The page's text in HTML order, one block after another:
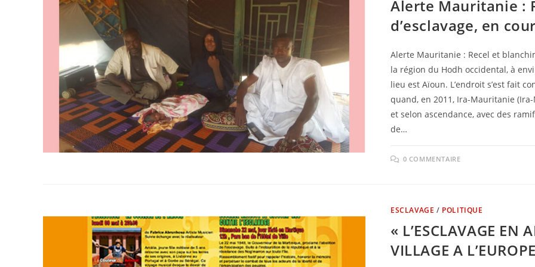
Alerte Mauritanie :
d’esclavage, en
Alerte Mauritanie : Recel et
la région du Hodh occidental, à
lieu est Aïoun. L’endroit s’est fait
quand, en 2011, Ira-Mauritanie
et selon ascendance, avec des
de…
0 COMMENTAIRE
ESCLAVAGE / POLITIQUE
« L’ESCLAVAGE EN
VILLAGE A